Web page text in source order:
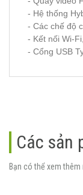
- Hệ thống
- Các chế độ
- Kết nối Wi-
- Cổng USB
Các sản